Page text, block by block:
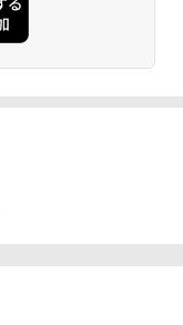
限城編 第一章 猗
ray]
限城編 第一章 猗